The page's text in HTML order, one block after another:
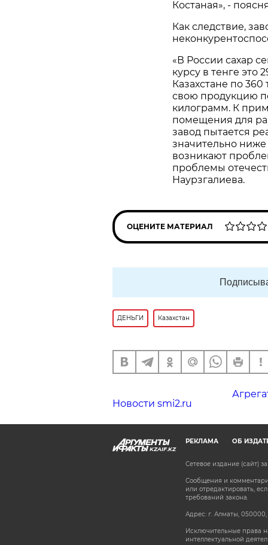
Костаная», -
Как следствие,
«В России сахар
курсу в тенге это
Казахстане по
свою продукцию
килограмм. К
помещения для
завод пытается
значительно
возникают
проблемы
Наурзгалиева.
ОЦЕНИТЕ МАТЕРИАЛ
ДЕНЬГИ Казахстан
Новости smi2.ru
KZAIF.KZ
РЕКЛАМА ОБ
Сетевое издание (сайт)
Сообщения и
или отредактировать,
требований закона.
Адрес: г. Алматы, 050000,
Исключительные права
интеллектуальной